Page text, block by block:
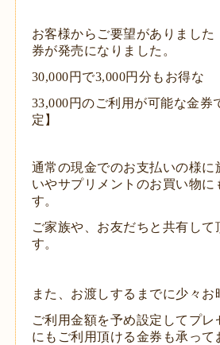
お客様からご要望がありまし
券が発売になりました。
30,000円で3,000円分もお得な
33,000円のご利用が可能な金券
定】
通常の現金でのお支払いの様に
いやサプリメントのお買い物に
す。
ご家族や、お友だちと共有して
す。
また、お渡しするまでに少々
ご利用金額を予め設定して プレ
にもご利用頂ける金券も承って